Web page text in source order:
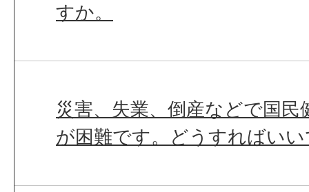
すか。
災害、失業、倒産などで国民
が困難です。どうすればい